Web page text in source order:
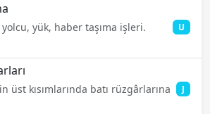
yük, haber taşıma işleri.
U
üst kısımlarında batı rüzgârlarına
J